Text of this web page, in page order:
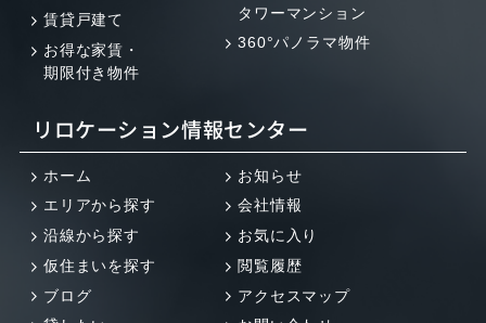
賃貸戸建て
お得な家賃・
期限付き物件
タワーマンション
360°パノラマ物件
リロケーション情報センター
ホーム
エリアから探す
沿線から探す
仮住まいを探す
ブログ
お知らせ
会社情報
お気に入り
閲覧履歴
アクセスマップ